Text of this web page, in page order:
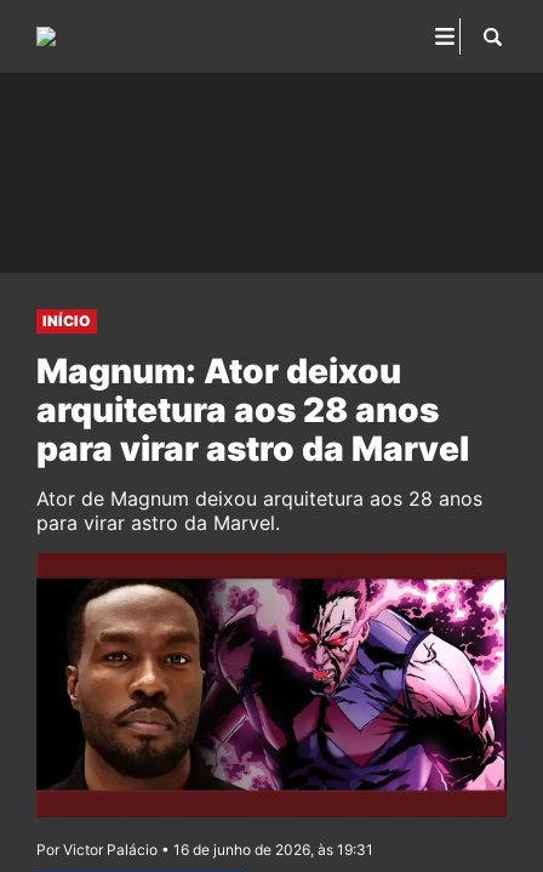
INÍCIO
Magnum: Ator deixou
arquitetura aos 28 anos
para virar astro da Marvel
Ator de Magnum deixou arquitetura aos 28 anos
para virar astro da Marvel.
Por Victor Palácio • 16 de junho de 2026, às 19:31